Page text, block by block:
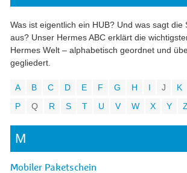
Was ist eigentlich ein HUB? Und was sagt die
aus? Unser Hermes ABC erklärt die
Hermes Welt – alphabetisch geordnet und
gegliedert.
A B C D E F G H I J K
P
Q R S T U V W X Y Z
M
Mobiler Paketschein